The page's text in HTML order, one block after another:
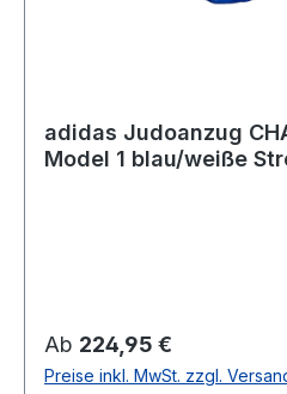
adidas Judoanzug
Model 1 blau/weiße
Regulärer Preis:
Ab 224,95 €
Preise inkl. MwSt. zzgl.